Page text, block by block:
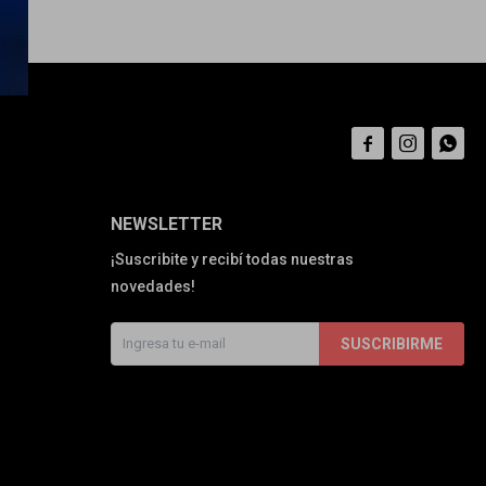
NEWSLETTER
¡Suscribite y recibí todas nuestras
novedades!
SUSCRIBIRME
  